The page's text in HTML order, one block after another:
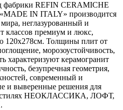
фабрики REFIN CERAMICHE
IN ITALY» производится
неглазурованный и
классов премиум и люкс,
120х278см. Толщины плит от
морозоустойчивость,
характеризуют керамогранит
безупречная геометрия,
современный и
и выверенные решения для
в стилях НЕОКЛАССИКА, ЛОФТ,